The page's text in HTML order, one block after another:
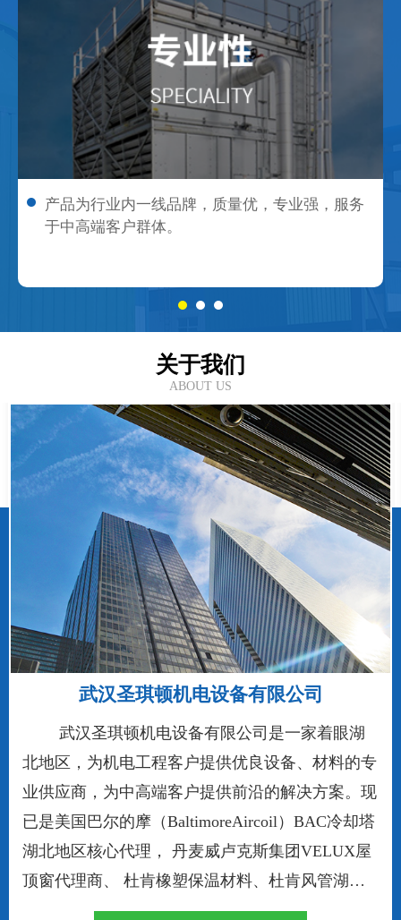
产品为行业内一线品牌，质量优，专业强，服务
于中高端客户群体。
关于我们
ABOUT US
武汉圣琪顿机电设备有限公司
武汉圣琪顿机电设备有限公司是一家着眼湖
北地区，为机电工程客户提供优良设备、材料的专
业供应商，为中高端客户提供前沿的解决方案。现
已是美国巴尔的摩（BaltimoreAircoil）BAC冷却塔
湖北地区核心代理， 丹麦威卢克斯集团VELUX屋
顶窗代理商、 杜肯橡塑保温材料、杜肯风管湖北
地区一级代理。 本公司自成立以来凭借专业水平